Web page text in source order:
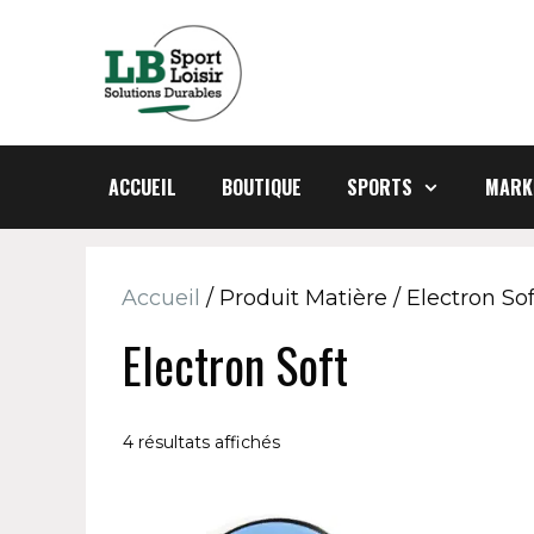
ACCUEIL BOUTIQUE SPORTS
Accueil / Produit Matière / Electron
Electron Soft
4 résultats affichés